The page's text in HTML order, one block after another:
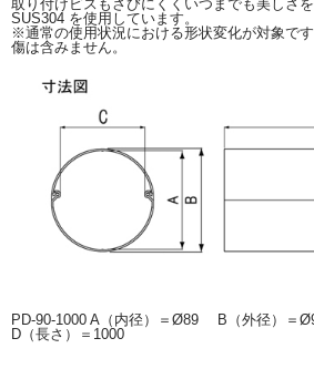
取り付けビスもさびにくくいつまでも美しさ
SUS304 を使用しています。
※通常の使用状況における形状変化が対象で
傷は含みません。
PD-90-1000 A（内径）＝Ø89 B（外径）
D（長さ）＝1000